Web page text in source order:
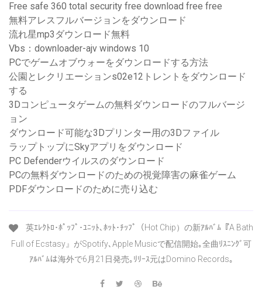
Free safe 360​​ total security free download free free
無料アレスフルバージョンをダウンロード
流れ星mp3ダウンロード無料
Vbs：downloader-ajv windows 10
PCでゲームオブウォーをダウンロードする方法
公園とレクリエーションs02e12トレントをダウンロード
する
3Dコンピュータゲームの無料ダウンロードのフルバージ
ョン
ダウンロード可能な3Dプリンター用の3Dファイル
ラップトップにSkyアプリをダウンロード
PC Defenderウイルスのダウンロード
PCの無料ダウンロードのための視覚障害の麻雀ゲーム
PDFダウンロードのために売り込む
英ｴﾚｸﾄﾛ･ﾎﾟｯﾌﾟ･ﾕﾆｯﾄ､ﾎｯﾄ･ﾁｯﾌﾟ（Hot Chip）の新ｱﾙﾊﾞﾑ『A Bath
Full of Ecstasy』がSpotify､Apple Musicで配信開始｡全曲ﾘｽﾆﾝｸﾞ可
ｱﾙﾊﾞﾑは海外で6月21日発売｡ﾘﾘｰｽ元はDomino Records｡